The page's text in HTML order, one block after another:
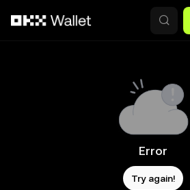
Error
Try again!